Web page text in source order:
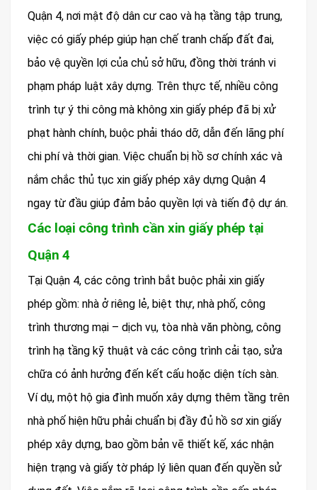
Quận 4, nơi mật độ dân cư cao và hạ tầng tập trung,
việc có giấy phép giúp hạn chế tranh chấp đất đai,
bảo vệ quyền lợi của chủ sở hữu, đồng thời tránh vi
phạm pháp luật xây dựng. Trên thực tế, nhiều công
trình tự ý thi công mà không xin giấy phép đã bị xử
phạt hành chính, buộc phải tháo dỡ, dẫn đến lãng phí
chi phí và thời gian. Việc chuẩn bị hồ sơ chính xác và
nắm chắc thủ tục xin giấy phép xây dựng Quận 4
ngay từ đầu giúp đảm bảo quyền lợi và tiến độ dự án.
Các loại công trình cần xin giấy phép tại
Quận 4
Tại Quận 4, các công trình bắt buộc phải xin giấy
phép gồm: nhà ở riêng lẻ, biệt thự, nhà phố, công
trình thương mại – dịch vụ, tòa nhà văn phòng, công
trình hạ tầng kỹ thuật và các công trình cải tạo, sửa
chữa có ảnh hưởng đến kết cấu hoặc diện tích sàn.
Ví dụ, một hộ gia đình muốn xây dựng thêm tầng trên
nhà phố hiện hữu phải chuẩn bị đầy đủ hồ sơ xin giấy
phép xây dựng, bao gồm bản vẽ thiết kế, xác nhận
hiện trạng và giấy tờ pháp lý liên quan đến quyền sử